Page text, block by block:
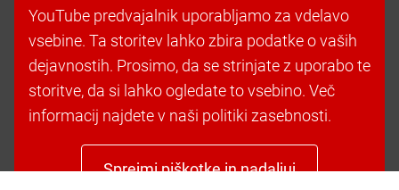
YouTube predvajalnik uporabljamo za vdelavo
vsebine. Ta storitev lahko zbira podatke o vaših
dejavnostih. Prosimo, da se strinjate z uporabo te
storitve, da si lahko ogledate to vsebino. Več
informacij najdete v naši politiki zasebnosti.
Sprejmi piškotke in nadaljuj